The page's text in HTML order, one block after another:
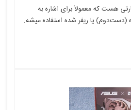
هست که معمولاً برای اشاره به
یا ریفر شده استفاده میشه.